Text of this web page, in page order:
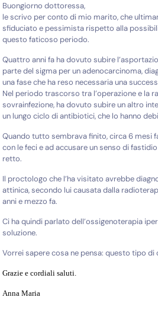
Buongiorno dottoressa,
le scrivo per conto di mio marito, che
sfiduciato e pessimista rispetto alla
questo faticoso periodo.
Quattro anni fa ha dovuto subire
parte del sigma per un adenocarcinoma,
una fase che ha reso necessaria una
Nel periodo trascorso tra l’operazione e la
sovrainfezione, ha dovuto subire un altro
un lungo ciclo di antibiotici, che lo hanno
Quando tutto sembrava finito, circa 6 mesi
con le feci e ad accusare un senso di
retto.
Il proctologo che l’ha visitato avrebbe
attinica, secondo lui causata dalla
anni e mezzo fa.
Ci ha quindi parlato dell’ossigenoterapia
soluzione.
Vorrei sapere cosa ne pensa: questo tipo
Grazie e cordiali saluti.
Anna Maria